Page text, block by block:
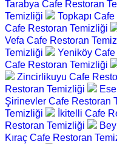
Tarabya Cafe Restoran
Temizliği
Topkapı
Cafe Restoran Temizliği
Vefa Cafe Restoran
Temizliği
Yeniköy
Cafe Restoran Temizliği
Zincirlikuyu Cafe
Restoran Temizliği
Şirinevler Cafe Restoran
Temizliği
İkitelli Cafe
Restoran Temizliği
Kıraç Cafe Restoran